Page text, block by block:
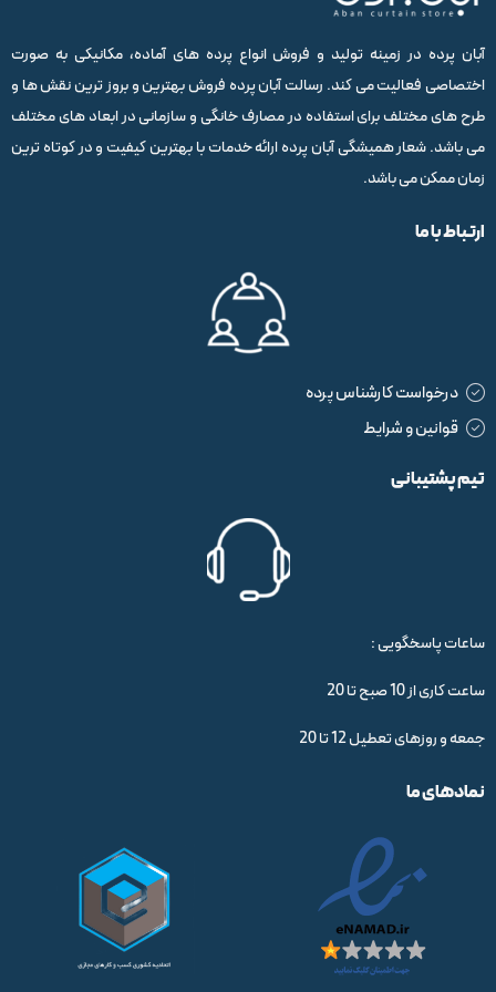
آبان پرده در زمینه تولید و فروش انواع پرده های آماده، مکانیکی به صورت
اختصاصی فعالیت می کند. رسالت آبان پرده فروش بهترین و بروز ترین نقش ها و
طرح های مختلف برای استفاده در مصارف خانگی و سازمانی در ابعاد های مختلف
می باشد. شعار همیشگی آبان پرده ارائه خدمات با بهترین کیفیت و در کوتاه ترین
زمان ممکن می باشد.
ارتباط با ما
درخواست کارشناس پرده
قوانین و شرایط
تیم پشتیبانی
ساعات پاسخگویی :
ساعت کاری از 10 صبح تا 20
جمعه و روزهای تعطیل 12 تا 20
نمادهای ما